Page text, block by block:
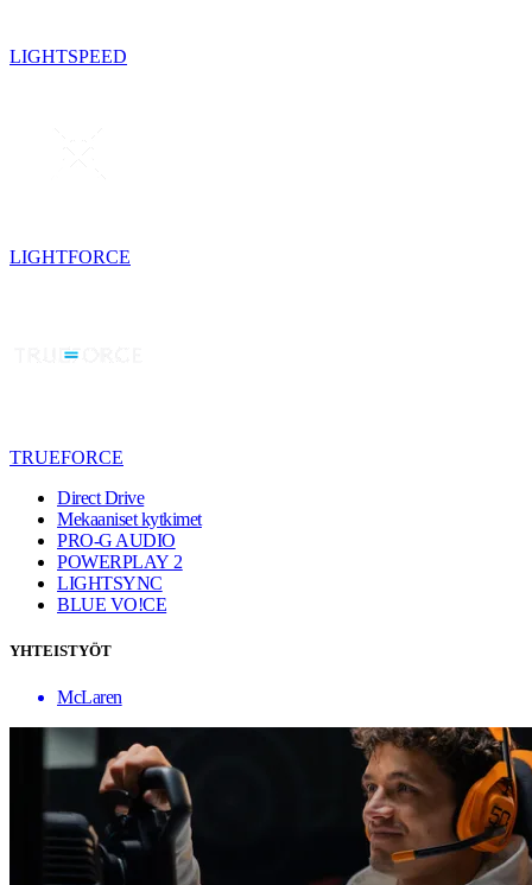
LIGHTSPEED
LIGHTFORCE
TRUEFORCE
Direct Drive
Mekaaniset kytkimet
PRO-G AUDIO
POWERPLAY 2
LIGHTSYNC
BLUE VO!CE
YHTEISTYÖT
McLaren